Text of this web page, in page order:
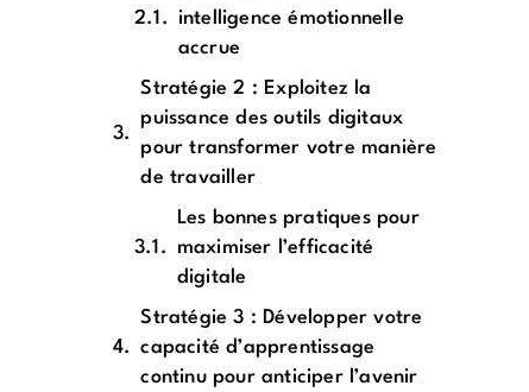
intelligence émotionnelle
accrue
Stratégie 2 : Exploitez la
puissance des outils digitaux
pour transformer votre manière
de travailler
Les bonnes pratiques pour
maximiser l’efficacité
digitale
Stratégie 3 : Développer votre
capacité d’apprentissage
continu pour anticiper l’avenir